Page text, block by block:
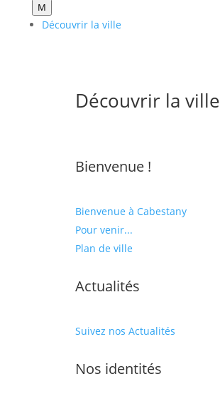
M
Découvrir la ville
Découvrir la ville
Bienvenue !
Bienvenue à Cabestany
Pour venir...
Plan de ville
Actualités
Suivez nos Actualités
Nos identités